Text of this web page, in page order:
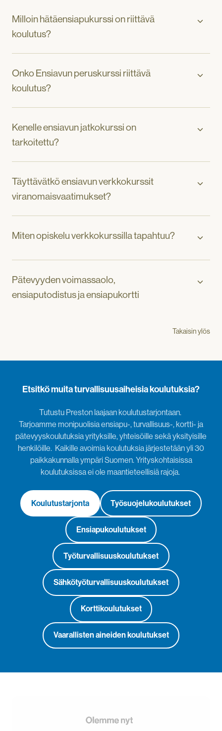
Milloin hätäensiapukurssi on riittävä
koulutus?
Onko Ensiavun peruskurssi riittävä
koulutus?
Kenelle ensiavun jatkokurssi on
tarkoitettu?
Täyttävätkö ensiavun verkkokurssit
viranomaisvaatimukset?
Miten opiskelu verkkokurssilla tapahtuu?
Pätevyyden voimassaolo,
ensiaputodistus ja ensiapukortti
Takaisin ylös
Etsitkö muita turvallisuusaiheisia koulutuksia?
Tutustu Preston laajaan koulutustarjontaan.
Tarjoamme monipuolisia ensiapu-, turvallisuus-, kortti- ja
pätevyyskoulutuksia yrityksille, yhteisöille sekä yksityisille
henkilöille. Kaikille avoimia koulutuksia järjestetään yli 30
paikkakunnalla ympäri Suomen. Yrityskohtaisissa
koulutuksissa ei ole maantieteellisiä rajoja.
Koulutustarjonta Työsuojelukoulutukset
Ensiapukoulutukset
Työturvallisuuskoulutukset
Sähkötyöturvallisuuskoulutukset
Korttikoulutukset
Vaarallisten aineiden koulutukset